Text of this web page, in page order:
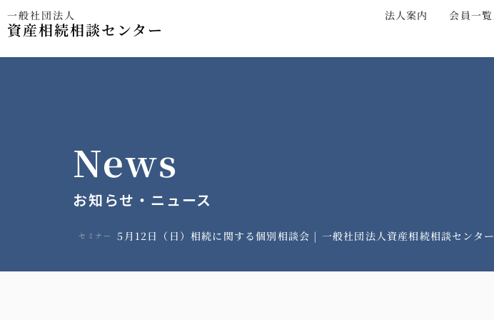
一般社団法人
資産相続相談センター
法人案内 会員一覧
News
お知らせ・ニュース
セミナー 5月12日（日）相続に関する個別相談会 | 一般社団法人資産相続相談センター